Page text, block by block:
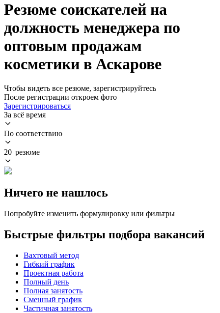
Резюме соискателей на
должность менеджера по
оптовым продажам
косметики в Аскарове
Чтобы видеть все резюме, зарегистрируйтесь
После регистрации откроем фото
Зарегистрироваться
За всё время
По соответствию
20 резюме
Ничего не нашлось
Попробуйте изменить формулировку или фильтры
Быстрые фильтры подбора вакансий
Вахтовый метод
Гибкий график
Проектная работа
Полный день
Полная занятость
Сменный график
Частичная занятость